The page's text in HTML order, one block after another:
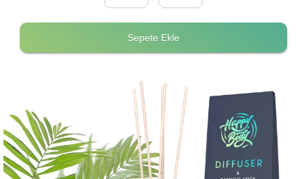
Sepete Ekle